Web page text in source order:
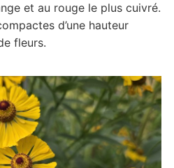
et au rouge le plus cuivré.
d’une hauteur
fleurs.